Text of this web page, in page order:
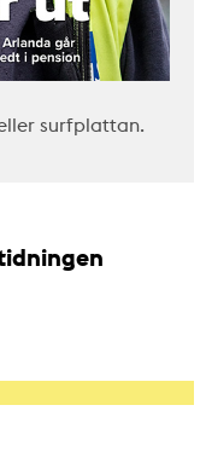
surfplattan.